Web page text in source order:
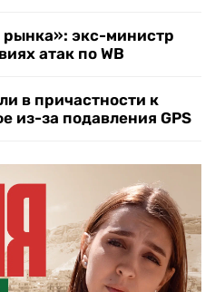
рынка»: экс-министр
атак по WB
в причастности к
из-за подавления GPS